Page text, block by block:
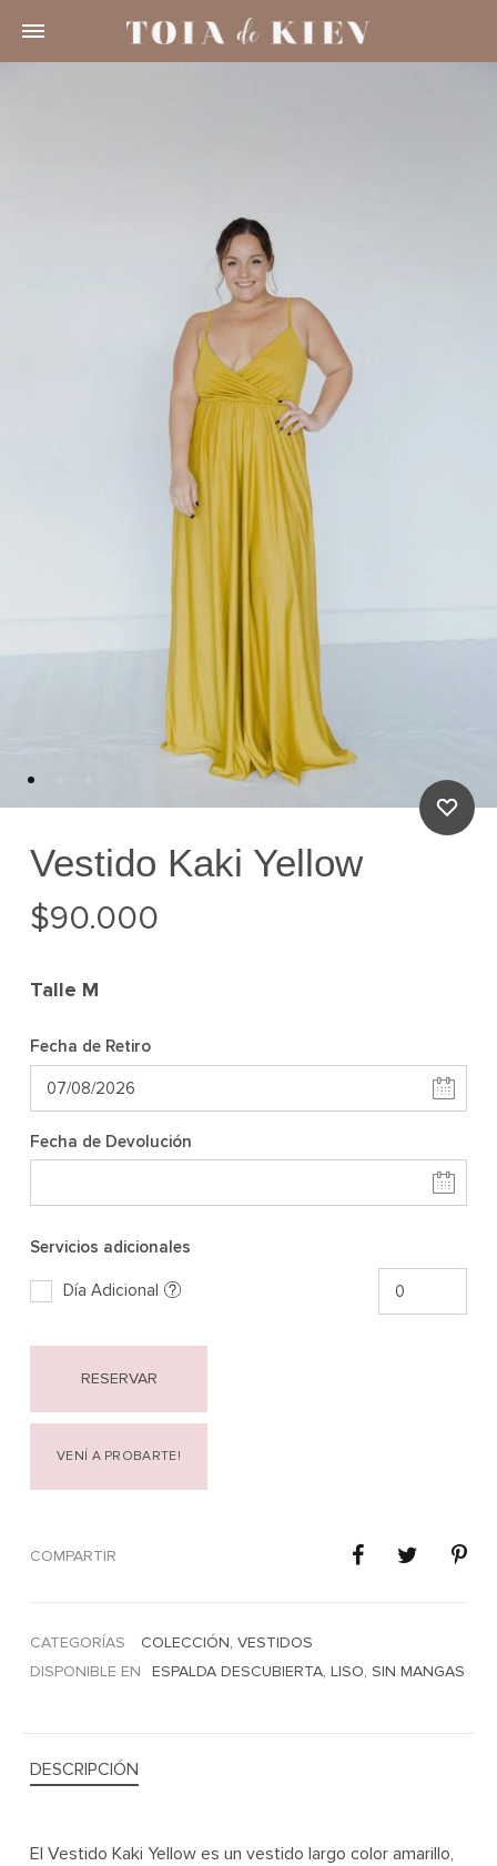
Vestido Kaki Yellow
$90.000
Talle M
Fecha de Retiro
Fecha de Devolución
Servicios adicionales
Día Adicional
RESERVAR
VENÍ A PROBARTE!
COMPARTIR
CATEGORÍAS COLECCIÓN, VESTIDOS
DISPONIBLE EN
ESPALDA DESCUBIERTA, LISO, SIN MANGAS
DESCRIPCIÓN
El Vestido Kaki Yellow es un vestido largo color amarillo,